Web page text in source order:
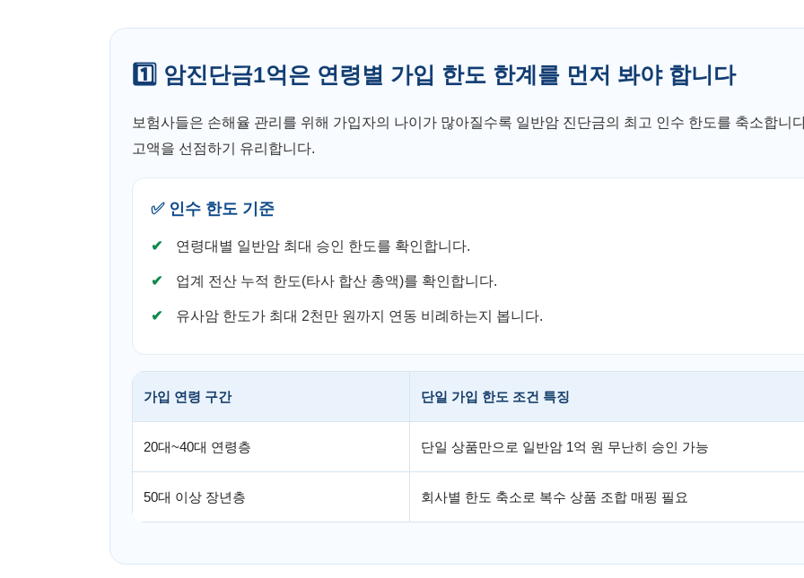
1️⃣ 암진단금1억은 연령별 가입 한도 한계를 먼저 봐야 합니다
보험사들은 손해율 관리를 위해 가입자의 나이가 많아질수록 일반암 진단금의 최고 인수 한도를 축소합니
고액을 선점하기 유리합니다.
✅ 인수 한도 기준
연령대별 일반암 최대 승인 한도를 확인합니다.
업계 전산 누적 한도(타사 합산 총액)를 확인합니다.
유사암 한도가 최대 2천만 원까지 연동 비례하는지 봅니다.
가입 연령 구간 단일 가입 한도 조건 특징
20대~40대 연령층 단일 상품만으로 일반암 1억 원 무난히 승인 가능
50대 이상 장년층 회사별 한도 축소로 복수 상품 조합 매핑 필요